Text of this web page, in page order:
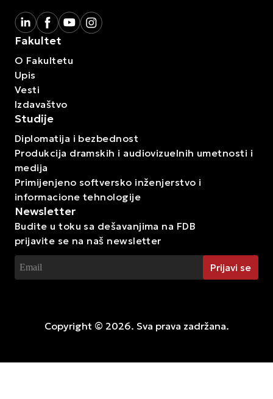
Fakultet
O Fakultetu
Upis
Vesti
Izdavaštvo
Studije
Diplomatija i bezbednost
Produkcija dramskih i audiovizuelnih umetnosti i
medija
Primijenjeno softversko inženjerstvo i
informacione tehnologije
Newsletter
Budite u toku sa dešavanjima na FDB
prijavite se na naš newsletter
Enter your email
Prijavi se
Copyright © 2026. Sva prava zadržana.